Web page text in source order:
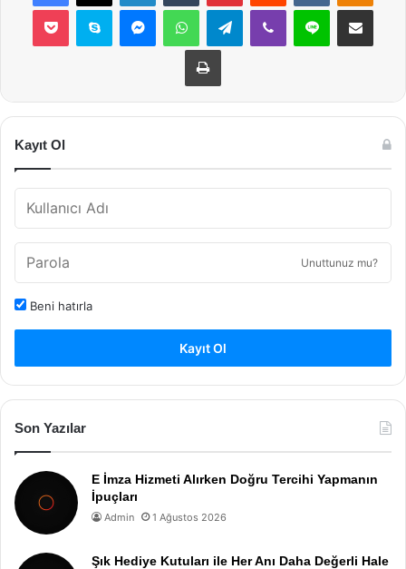
Pocket Skype MessengerWhatsAppTelegramViber Line E-Posta ile
Yazdır
Kayıt Ol
Unuttunuz mu?
Beni hatırla
Kayıt Ol
Son Yazılar
E İmza Hizmeti Alırken Doğru Tercihi Yapmanın
İpuçları
Admin 1 Ağustos 2026
Şık Hediye Kutuları ile Her Anı Daha Değerli Hale